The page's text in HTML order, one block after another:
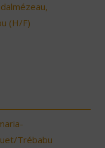
(H/F)
Trébabu